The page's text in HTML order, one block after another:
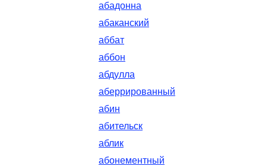
абадонна
абаканский
аббат
аббон
абдулла
аберрированный
абин
абительск
аблик
абонементный